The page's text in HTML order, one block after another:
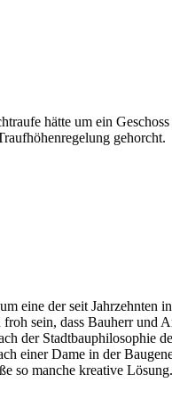
hätte um ein
gehorcht.
eine der seit Jahrzehnten
sein, dass Bauherr und
der Stadtbauphilosophie
einer Dame in der
so manche kreative